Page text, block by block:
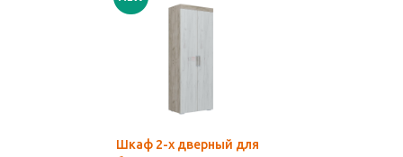
Шкаф 2-х дверный для